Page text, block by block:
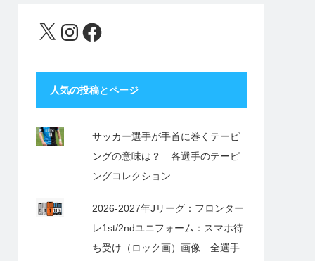
X InstagramFacebook
人気の投稿とページ
サッカー選手が手首に巻くテーピ
ングの意味は？ 各選手のテーピ
ングコレクション
2026-2027年Jリーグ：フロンター
レ1st/2ndユニフォーム：スマホ待
ち受け（ロック画）画像 全選手